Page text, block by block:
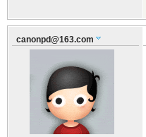
canonpd@163.com